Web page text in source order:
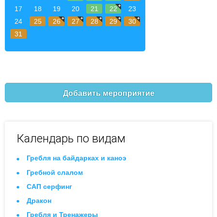
17
18 19 20 21 22
23
24
25 26 27 28 29
30
31
Добавить мероприятие
Календарь по видам
Гребля на байдарках и каноэ
Гребной слалом
САП серфинг
Дракон
Гребля и Тренажеры